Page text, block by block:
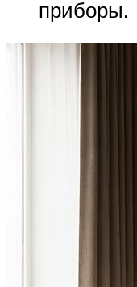
приборы.